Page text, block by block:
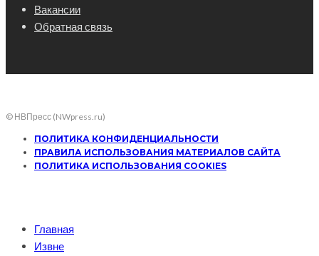
Вакансии
Обратная связь
© НВПресс (NWpress.ru)
ПОЛИТИКА КОНФИДЕНЦИАЛЬНОСТИ
ПРАВИЛА ИСПОЛЬЗОВАНИЯ МАТЕРИАЛОВ САЙТА
ПОЛИТИКА ИСПОЛЬЗОВАНИЯ COOKIES
Главная
Извне